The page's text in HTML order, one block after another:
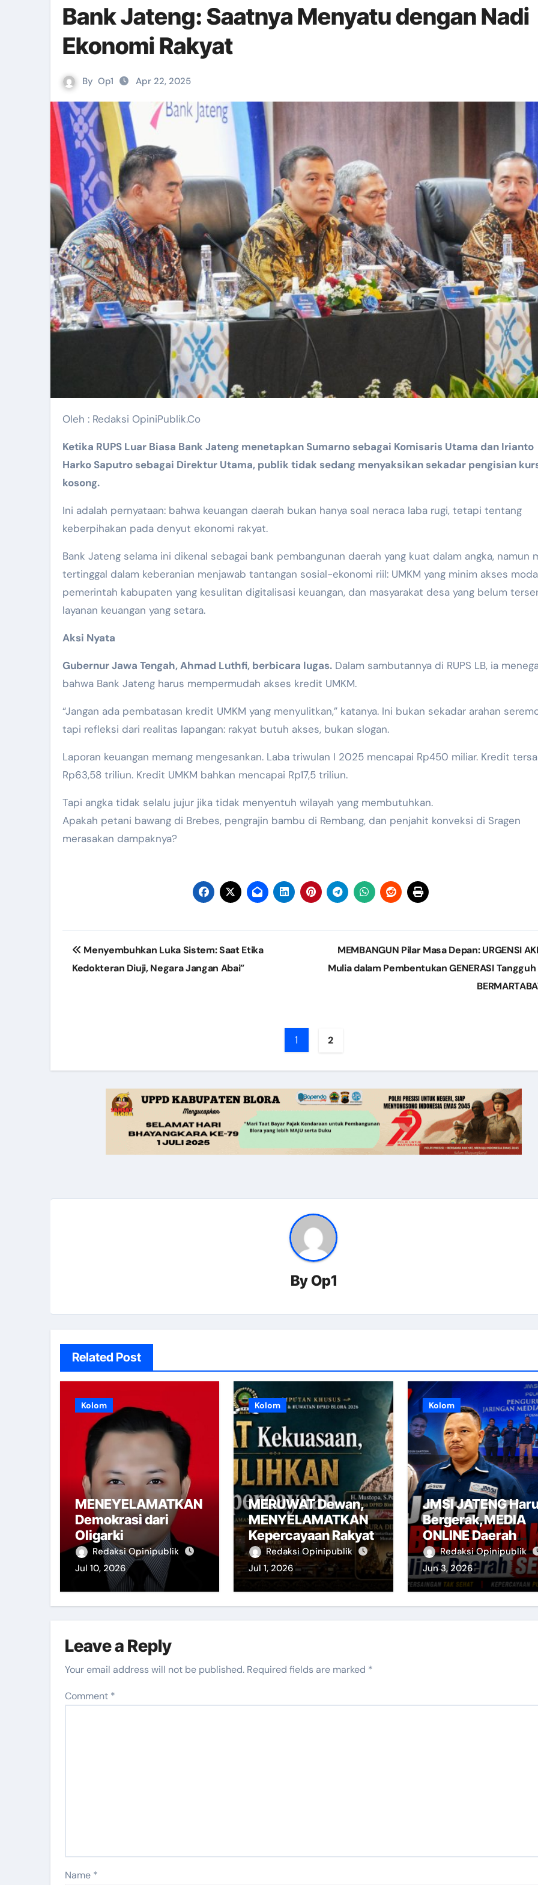
Bank Jateng: Saatnya Menyatu dengan Nadi
Ekonomi Rakyat
By Op1 Apr 22, 2025
Oleh : Redaksi OpiniPublik.Co
Ketika RUPS Luar Biasa Bank Jateng menetapkan Sumarno sebagai Komisaris Utama dan Irianto
Harko Saputro sebagai Direktur Utama, publik tidak sedang menyaksikan sekadar pengisian
kosong.
Ini adalah pernyataan: bahwa keuangan daerah bukan hanya soal neraca laba rugi, tetapi tentang
keberpihakan pada denyut ekonomi rakyat.
Bank Jateng selama ini dikenal sebagai bank pembangunan daerah yang kuat dalam angka, namun
tertinggal dalam keberanian menjawab tantangan sosial-ekonomi riil: UMKM yang minim akses
pemerintah kabupaten yang kesulitan digitalisasi keuangan, dan masyarakat desa yang belum
layanan keuangan yang setara.
Aksi Nyata
Gubernur Jawa Tengah, Ahmad Luthfi, berbicara lugas. Dalam sambutannya di RUPS LB, ia
bahwa Bank Jateng harus mempermudah akses kredit UMKM.
“Jangan ada pembatasan kredit UMKM yang menyulitkan,” katanya. Ini bukan sekadar arahan
tapi refleksi dari realitas lapangan: rakyat butuh akses, bukan slogan.
Laporan keuangan memang mengesankan. Laba triwulan I 2025 mencapai Rp450 miliar. Kredit
Rp63,58 triliun. Kredit UMKM bahkan mencapai Rp17,5 triliun.
Tapi angka tidak selalu jujur jika tidak menyentuh wilayah yang membutuhkan.
Apakah petani bawang di Brebes, pengrajin bambu di Rembang, dan penjahit konveksi di Sragen
merasakan dampaknya?
Post
navigation
Menyembuhkan Luka Sistem: Saat Etika
Kedokteran Diuji, Negara Jangan Abai”
MEMBANGUN Pilar Masa Depan: URGENSI
Mulia dalam Pembentukan GENERASI
1 2
ByOp1
Related Post
Kolom
MENEYELAMATKAN
Demokrasi dari
Oligarki
Redaksi Opinipublik
Jul 10, 2026
Kolom
MERUWAT Dewan,
MENYELAMATKAN
Kepercayaan Rakyat
Redaksi Opinipublik
Jul 1, 2026
Kolom
JMSI JATENG
Bergerak,MEDIA
ONLINE Daerah
Sedang ‘MRIANG’
Redaksi Opinipublik
Jun 3, 2026
Leave a Reply
Your email address will not be published. Required fields are marked *
Comment *
Name *